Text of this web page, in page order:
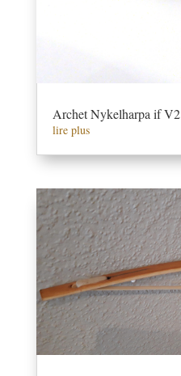
Archet Nykelharpa if V2
lire plus